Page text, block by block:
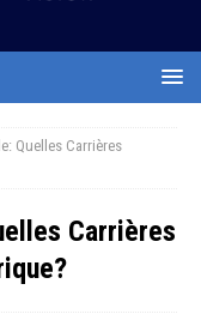
Quelles Carrières
Carrières